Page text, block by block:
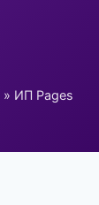
» ИП Pages